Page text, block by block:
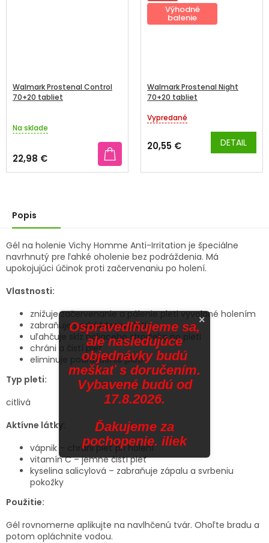
Walmark Prostenal Control
70+20 tabliet
Na sklade
22,98 €
Výhodné
balenie
Walmark Prostenal Night
70+20 tabliet
Priemerné
produktu
je
z
Vypredané
20,55 € DETAIL
Popis
Gél na holenie Vichy Homme Anti-Irritation je špeciálne
navrhnutý pre ľahké oholenie bez podráždenia. Má
upokojujúci účinok proti začervenaniu po holení.
Vlastnosti:
znižuje začervenanie a pálenie pleti vyvolané holením
zabraňuje podráždeniu pleti
uľahčuje sklz holiaceho strojčeka po pleti
chráni a čistí pleť
eliminuje podráždenie pleti
Typ pleti:
citlivá
Aktívne látky:
vápnik – chráni pleť pri holení
vitamín C – jemne čistí pleť
kyselina salicylová – zabraňuje zápalu a svrbeniu
pokožky
Použitie:
Gél rovnomerne aplikujte na navlhčenú tvár. Ohoľte bradu a
potom opláchnite vodou.
×
Ospravedlňujeme sa,
ale nasledujúce
objednávky budú
meškať s doručením.
Vybavené budú od
17.8.2026.
Ďakujeme za
pochopenie. iliek